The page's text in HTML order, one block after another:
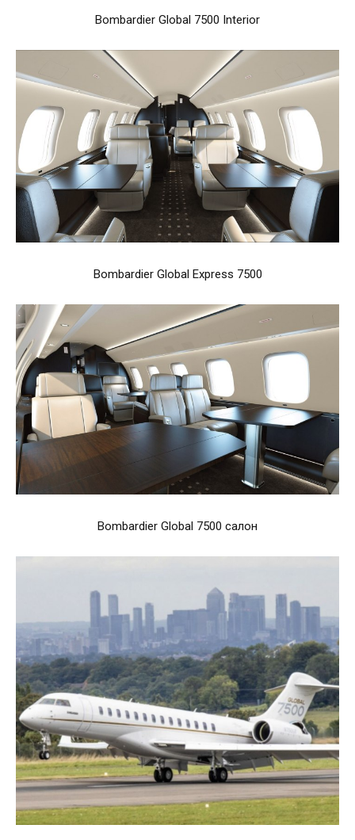
Bombardier Global 7500 Interior
Bombardier Global Express 7500
Bombardier Global 7500 салон